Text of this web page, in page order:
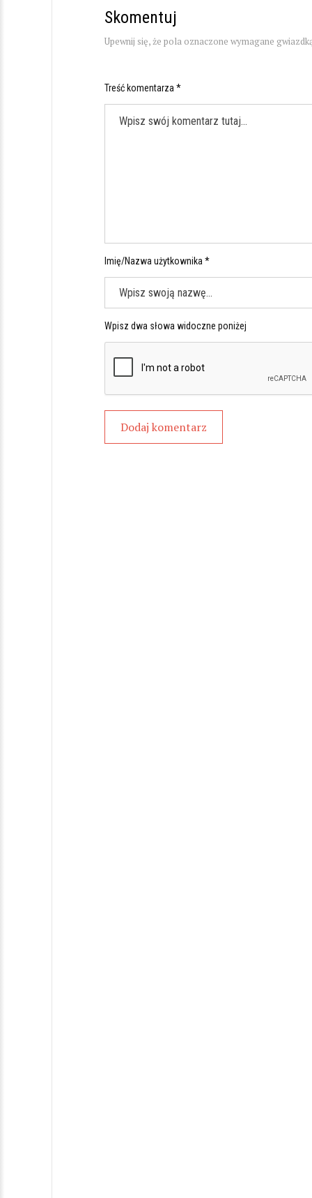
Skomentuj
Upewnij się, że pola oznaczone wymagane
Treść komentarza *
Imię/Nazwa użytkownika *
Wpisz dwa słowa widoczne poniżej